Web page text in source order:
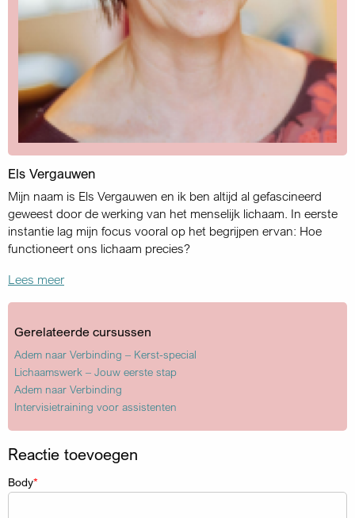
Els Vergauwen
Mijn naam is Els Vergauwen en ik ben altijd al gefascineerd
geweest door de werking van het menselijk lichaam. In eerste
instantie lag mijn focus vooral op het begrijpen ervan: Hoe
functioneert ons lichaam precies?
Lees meer
Gerelateerde cursussen
Adem naar Verbinding – Kerst-special
Lichaamswerk – Jouw eerste stap
Adem naar Verbinding
Intervisietraining voor assistenten
Reactie toevoegen
Body